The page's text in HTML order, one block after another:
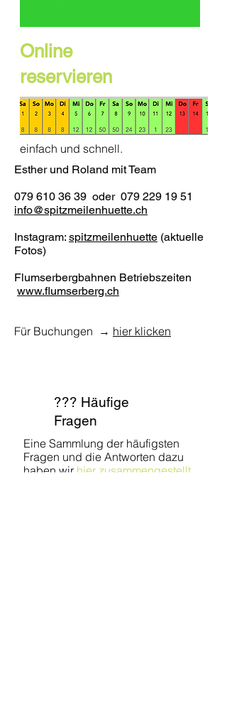
Online
reservieren
einfach und schnell.
Esther und Roland mit Team
079 610 36 39 oder 079 229 19 51
info@spitzmeilenhuette.ch
Instagram: spitzmeilenhuette (aktuelle
Fotos)
Flumserbergbahnen Betriebszeiten
www.flumserberg.ch
Für Buchungen → hier klicken
??? Häufige
Fragen
Eine Sammlung der häufigsten
Fragen und die Antworten dazu
haben wir hier zusammengestellt.